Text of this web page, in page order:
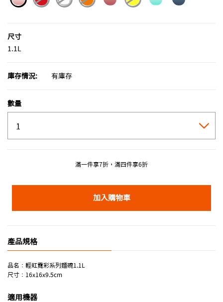
尺寸
1.1L
庫存情況: 有庫存
數量
滿一件享7折，滿四件享6折
加入購物車
產品規格
品名：輕虹霓彩系列麵碗1.1L
尺寸：16x16x9.5cm
適用機器